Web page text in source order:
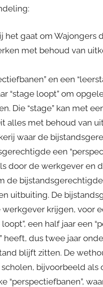
het gaat om
met behoud van
en een
“stage loopt” om
Die “stage” kan met
alles met behoud van
waar de
een
door de werkgever en
de
uitbuiting. De
krijgen, voor
een half jaar een
heeft, dus twee jaar
blijft zitten. De
bijvoorbeeld